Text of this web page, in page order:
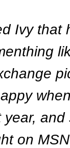
Ivy that
on